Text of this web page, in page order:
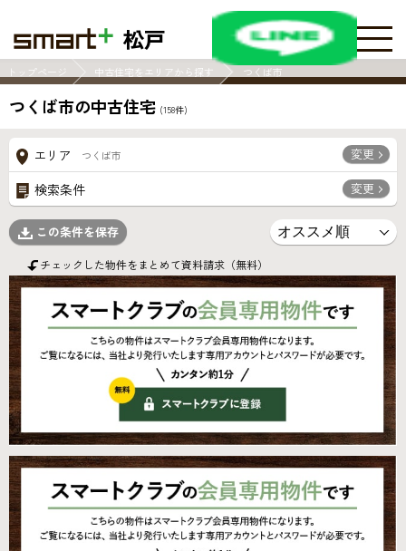
松戸
トップページ 中古住宅をエリアから探す つくば市
つくば市の中古住宅 (158件)
エリア つくば市 変更
検索条件 変更
この条件を保存
チェックした物件をまとめて資料請求（無料）